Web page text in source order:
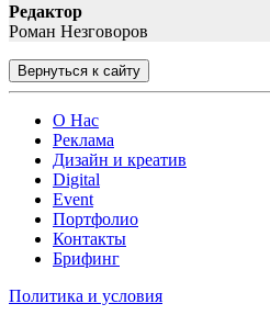
Редактор
Роман Незговоров
Вернуться к сайту
О Нас
Реклама
Дизайн и креатив
Digital
Event
Портфолио
Контакты
Брифинг
Политика и условия